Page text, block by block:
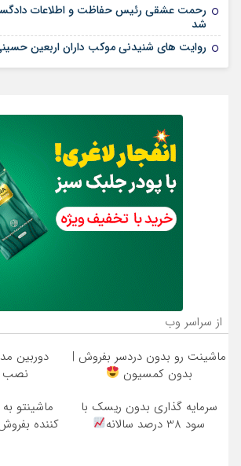
رحمت عشقی رئیس حفاظت و اطلاعات
شد
روایت های شنیدنی موکب داران اربعین
از سراسر وب
ماشینت رو بدون دردسر بفروش |
بدون کمسیون
نصب
سرمایه گذاری بدون ریسک با
سود 38 درصد سالانه
ماشینتو
کننده